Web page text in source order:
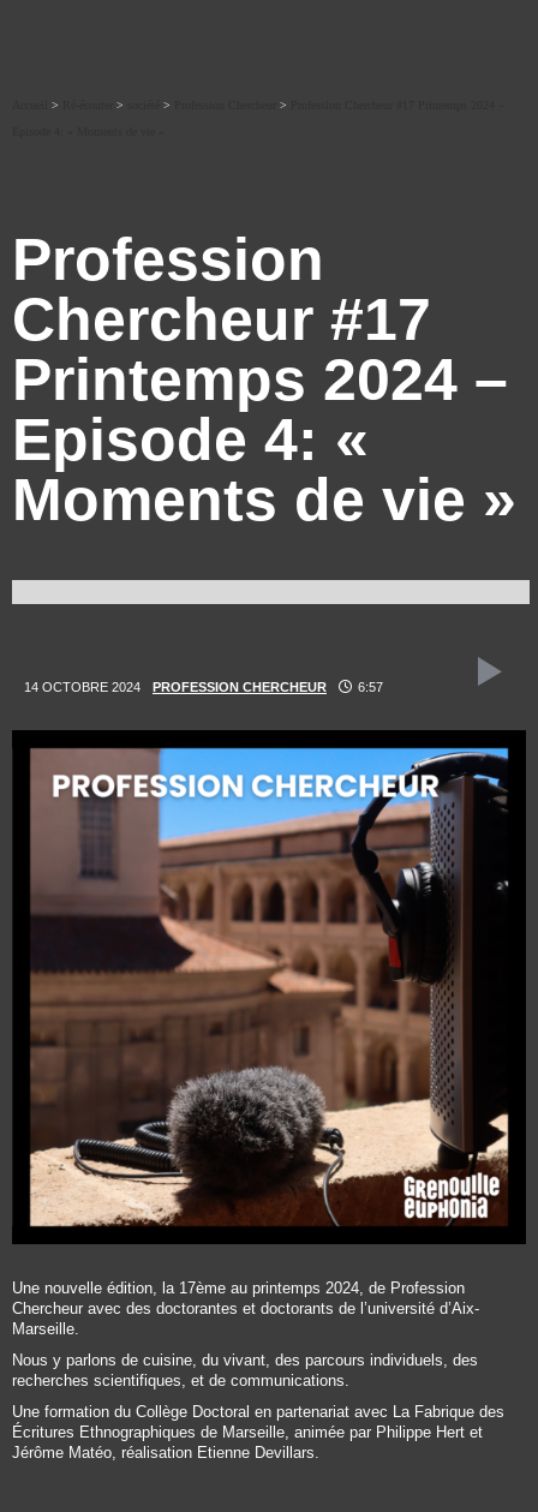
> > > >
Profession
Chercheur #17
Printemps 2024 –
Episode 4: «
Moments de vie »
14 OCTOBRE 2024 PROFESSION CHERCHEUR 6:57
Une nouvelle édition, la 17ème au printemps 2024, de Profession
Chercheur avec des doctorantes et doctorants de l’université d’Aix-
Marseille.
Nous y parlons de cuisine, du vivant, des parcours individuels, des
recherches scientifiques, et de communications.
Une formation du Collège Doctoral en partenariat avec La Fabrique des
Écritures Ethnographiques de Marseille, animée par Philippe Hert et
Jérôme Matéo, réalisation Etienne Devillars.